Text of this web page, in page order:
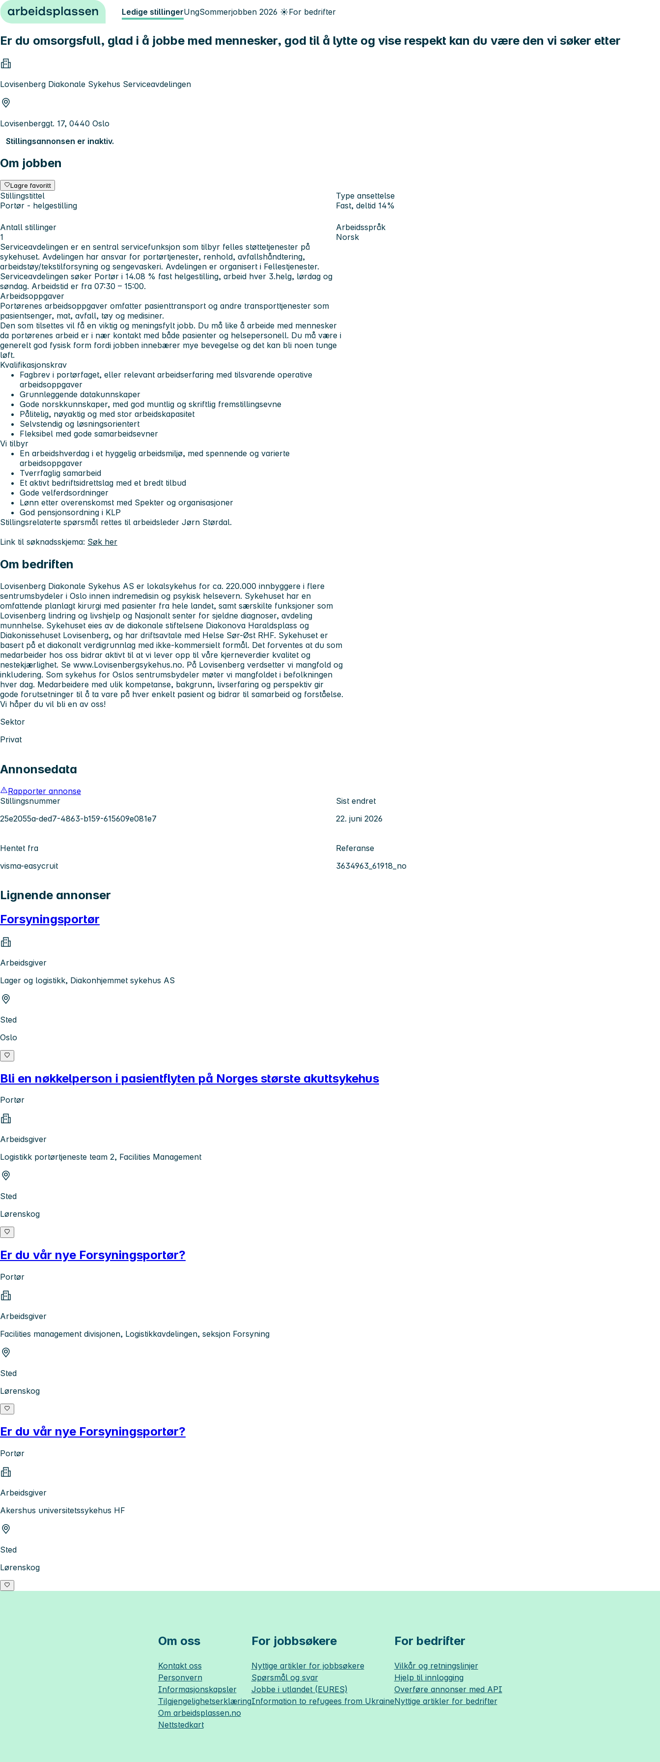
Hopp til innhold Ledige stillingerUngSommerjobben 2026 ☀️For bedrifter
Er du omsorgsfull, glad i å jobbe med mennesker, god til å lytte og vise respekt kan du være den vi søker etter
Lovisenberg Diakonale Sykehus Serviceavdelingen
Lovisenberggt. 17, 0440 Oslo
Stillingsannonsen er inaktiv.
Om jobben
Lagre favoritt
Stillingstittel
Portør - helgestilling
Type ansettelse
Fast, deltid 14%
Antall stillinger
1
Arbeidsspråk
Norsk
Serviceavdelingen er en sentral servicefunksjon som tilbyr felles støttetjenester på
sykehuset. Avdelingen har ansvar for portørtjenester, renhold, avfallshåndtering,
arbeidstøy/tekstilforsyning og sengevaskeri. Avdelingen er organisert i Fellestjenester.
Serviceavdelingen søker Portør i 14.08 % fast helgestilling, arbeid hver 3.helg, lørdag og
søndag. Arbeidstid er fra 07:30 – 15:00.
Arbeidsoppgaver
Portørenes arbeidsoppgaver omfatter pasienttransport og andre transporttjenester som
pasientsenger, mat, avfall, tøy og medisiner.
Den som tilsettes vil få en viktig og meningsfylt jobb. Du må like å arbeide med mennesker
da portørenes arbeid er i nær kontakt med både pasienter og helsepersonell. Du må være i
generelt god fysisk form fordi jobben innebærer mye bevegelse og det kan bli noen tunge
løft.
Kvalifikasjonskrav
Fagbrev i portørfaget, eller relevant arbeidserfaring med tilsvarende operative
arbeidsoppgaver
Grunnleggende datakunnskaper
Gode norskkunnskaper, med god muntlig og skriftlig fremstillingsevne
Pålitelig, nøyaktig og med stor arbeidskapasitet
Selvstendig og løsningsorientert
Fleksibel med gode samarbeidsevner
Vi tilbyr
En arbeidshverdag i et hyggelig arbeidsmiljø, med spennende og varierte
arbeidsoppgaver
Tverrfaglig samarbeid
Et aktivt bedriftsidrettslag med et bredt tilbud
Gode velferdsordninger
Lønn etter overenskomst med Spekter og organisasjoner
God pensjonsordning i KLP
Stillingsrelaterte spørsmål rettes til arbeidsleder Jørn Størdal.
Link til søknadsskjema: Søk her
Om bedriften
Lovisenberg Diakonale Sykehus AS er lokalsykehus for ca. 220.000 innbyggere i flere
sentrumsbydeler i Oslo innen indremedisin og psykisk helsevern. Sykehuset har en
omfattende planlagt kirurgi med pasienter fra hele landet, samt særskilte funksjoner som
Lovisenberg lindring og livshjelp og Nasjonalt senter for sjeldne diagnoser, avdeling
munnhelse. Sykehuset eies av de diakonale stiftelsene Diakonova Haraldsplass og
Diakonissehuset Lovisenberg, og har driftsavtale med Helse Sør-Øst RHF. Sykehuset er
basert på et diakonalt verdigrunnlag med ikke-kommersielt formål. Det forventes at du som
medarbeider hos oss bidrar aktivt til at vi lever opp til våre kjerneverdier kvalitet og
nestekjærlighet. Se www.Lovisenbergsykehus.no. På Lovisenberg verdsetter vi mangfold og
inkludering. Som sykehus for Oslos sentrumsbydeler møter vi mangfoldet i befolkningen
hver dag. Medarbeidere med ulik kompetanse, bakgrunn, livserfaring og perspektiv gir
gode forutsetninger til å ta vare på hver enkelt pasient og bidrar til samarbeid og forståelse.
Vi håper du vil bli en av oss!
Sektor
Privat
Annonsedata
Rapporter annonse
Stillingsnummer
25e2055a-ded7-4863-b159-615609e081e7
Sist endret
22. juni 2026
Hentet fra
visma-easycruit
Referanse
3634963_61918_no
Lignende annonser
Forsyningsportør
Arbeidsgiver
Lager og logistikk, Diakonhjemmet sykehus AS
Sted
Oslo
Bli en nøkkelperson i pasientflyten på Norges største akuttsykehus
Portør
Arbeidsgiver
Logistikk portørtjeneste team 2, Facilities Management
Sted
Lørenskog
Er du vår nye Forsyningsportør?
Portør
Arbeidsgiver
Facilities management divisjonen, Logistikkavdelingen, seksjon Forsyning
Sted
Lørenskog
Er du vår nye Forsyningsportør?
Portør
Arbeidsgiver
Akershus universitetssykehus HF
Sted
Lørenskog
Om oss
Kontakt oss
Personvern
Informasjonskapsler
Tilgjengelighetserklæring
Om arbeidsplassen.no
Nettstedkart
For jobbsøkere
Nyttige artikler for jobbsøkere
Spørsmål og svar
Jobbe i utlandet (EURES)
Information to refugees from Ukraine
For bedrifter
Vilkår og retningslinjer
Hjelp til innlogging
Overføre annonser med API
Nyttige artikler for bedrifter